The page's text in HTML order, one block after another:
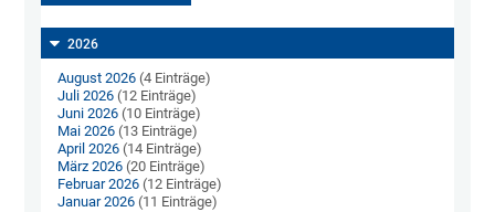
2026
August 2026 (4 Einträge)
Juli 2026 (12 Einträge)
Juni 2026 (10 Einträge)
Mai 2026 (13 Einträge)
April 2026 (14 Einträge)
März 2026 (20 Einträge)
Februar 2026 (12 Einträge)
Januar 2026 (11 Einträge)